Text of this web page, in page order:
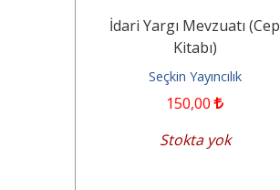
İdari Yargı Mevzuatı (Cep
Kitabı)
Seçkin Yayıncılık
150,00
Stokta yok